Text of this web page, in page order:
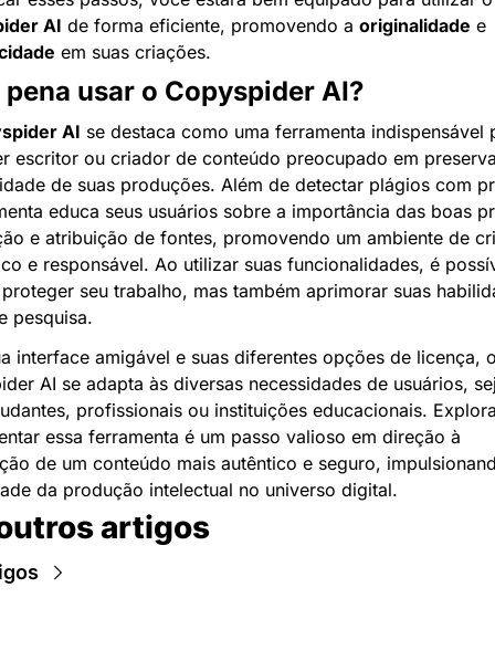
AI de forma eficiente, promovendo a originalidade
em suas criações.
pena usar o Copyspider AI?
AI se destaca como uma ferramenta indispensável
escritor ou criador de conteúdo preocupado em
de suas produções. Além de detectar plágios com
educa seus usuários sobre a importância das boas
e atribuição de fontes, promovendo um ambiente de
e responsável. Ao utilizar suas funcionalidades, é
seu trabalho, mas também aprimorar suas
pesquisa.
interface amigável e suas diferentes opções de licença,
AI se adapta às diversas necessidades de usuários,
profissionais ou instituições educacionais.
essa ferramenta é um passo valioso em direção à
de um conteúdo mais autêntico e seguro,
da produção intelectual no universo digital.
artigos